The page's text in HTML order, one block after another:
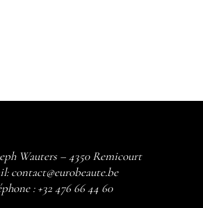
Wauters – 4350 Remicourt
contact@eurobeaute.be
:+32 476 66 44 60